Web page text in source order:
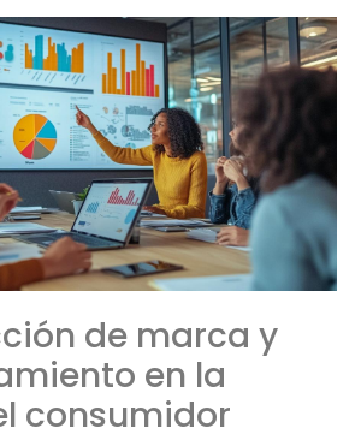
de marca y
en la
consumidor